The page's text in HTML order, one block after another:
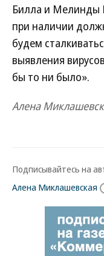
Билла и Мелинды
при наличии
будем
выявления
бы то ни было».
Алена
Подписывайтесь на
Алена Миклашевская